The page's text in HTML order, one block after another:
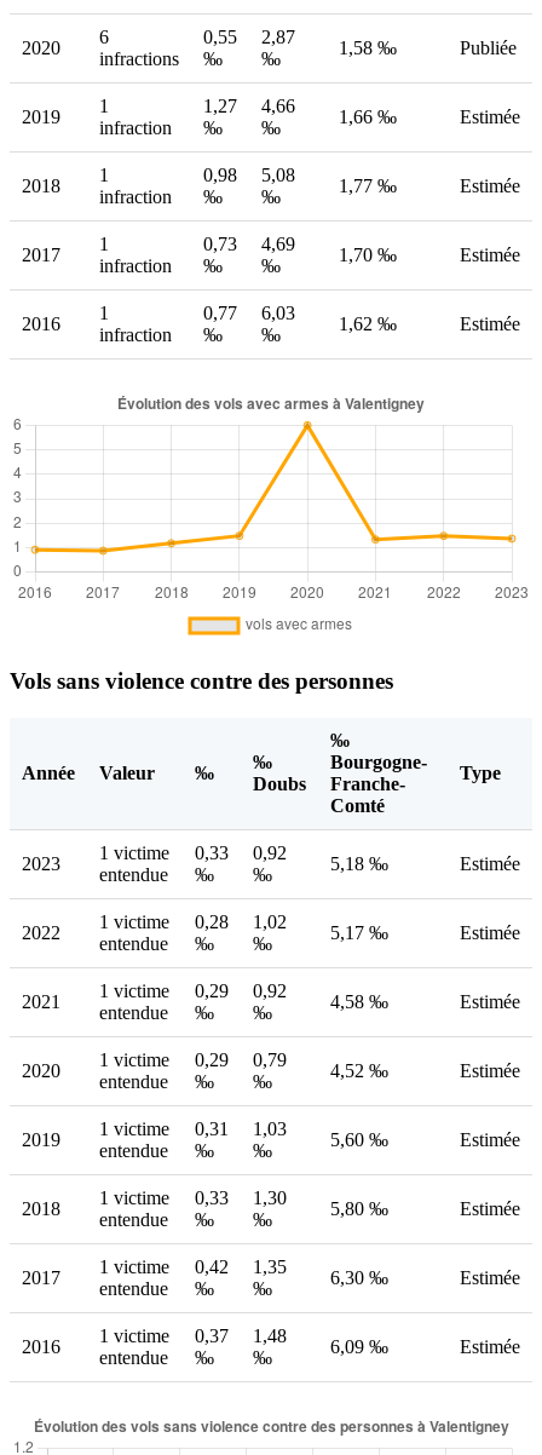
2020
6
infractions
0,55
‰
2,87
‰
1,58 ‰ Publiée
2019
1
infraction
1,27
‰
4,66
‰
1,66 ‰ Estimée
2018
1
infraction
0,98
‰
5,08
‰
1,77 ‰ Estimée
2017
1
infraction
0,73
‰
4,69
‰
1,70 ‰ Estimée
2016
1
infraction
0,77
‰
6,03
‰
1,62 ‰ Estimée
Vols sans violence contre des personnes
Année Valeur ‰
‰
Doubs
‰
Bourgogne-
Franche-
Comté
Type
2023
1 victime
entendue
0,33
‰
0,92
‰
5,18 ‰ Estimée
2022
1 victime
entendue
0,28
‰
1,02
‰
5,17 ‰ Estimée
2021
1 victime
entendue
0,29
‰
0,92
‰
4,58 ‰ Estimée
2020
1 victime
entendue
0,29
‰
0,79
‰
4,52 ‰ Estimée
2019
1 victime
entendue
0,31
‰
1,03
‰
5,60 ‰ Estimée
2018
1 victime
entendue
0,33
‰
1,30
‰
5,80 ‰ Estimée
2017
1 victime
entendue
0,42
‰
1,35
‰
6,30 ‰ Estimée
2016
1 victime
entendue
0,37
‰
1,48
‰
6,09 ‰ Estimée